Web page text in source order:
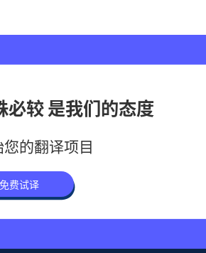
必较 是我们的态度
的翻译项目
免费试译